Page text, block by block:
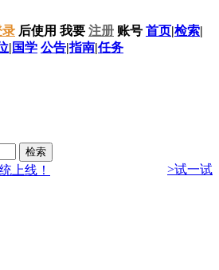
录 后使用 我要 注册 账号 首页|检索|
| 国学 公告|指南|任务
上线！ >试一试